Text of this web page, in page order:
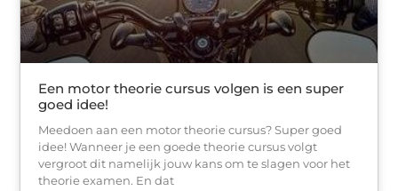
Een motor theorie cursus volgen is een super
goed idee!
Meedoen aan een motor theorie cursus? Super goed
idee! Wanneer je een goede theorie cursus volgt
vergroot dit namelijk jouw kans om te slagen voor het
theorie examen. En dat